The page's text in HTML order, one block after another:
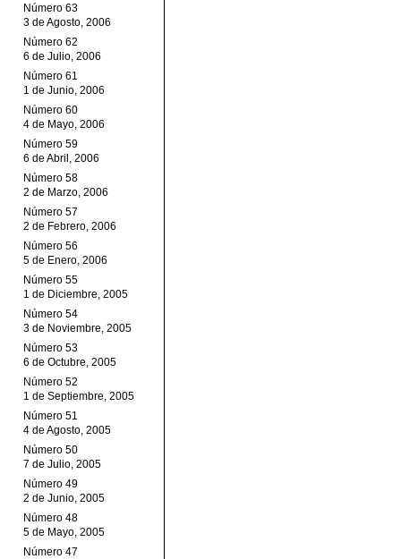
Número 63
3 de Agosto, 2006
Número 62
6 de Julio, 2006
Número 61
1 de Junio, 2006
Número 60
4 de Mayo, 2006
Número 59
6 de Abril, 2006
Número 58
2 de Marzo, 2006
Número 57
2 de Febrero, 2006
Número 56
5 de Enero, 2006
Número 55
1 de Diciembre, 2005
Número 54
3 de Noviembre, 2005
Número 53
6 de Octubre, 2005
Número 52
1 de Septiembre, 2005
Número 51
4 de Agosto, 2005
Número 50
7 de Julio, 2005
Número 49
2 de Junio, 2005
Número 48
5 de Mayo, 2005
Número 47